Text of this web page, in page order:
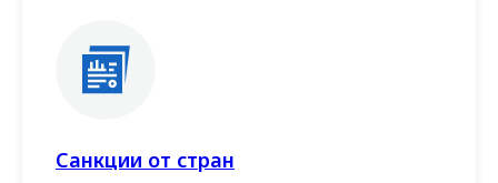
Санкции от стран